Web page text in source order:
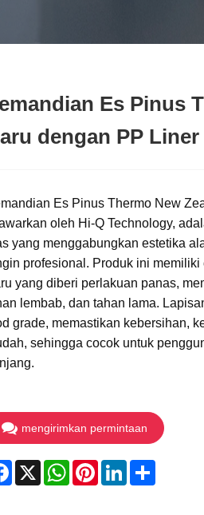
Es Pinus
dengan PP Liner
Es Pinus Thermo New
oleh Hi-Q Technology,
yang menggabungkan estetika
profesional. Produk ini
yang diberi perlakuan panas,
lembab, dan tahan lama.
grade, memastikan kebersihan,
sehingga cocok untuk
mengirimkan permintaan
Facebook
X WhatsApp
PinterestLinkedInShare